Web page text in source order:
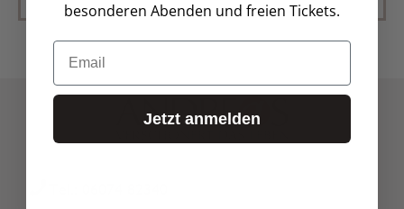
besonderen Abenden und freien Tickets.
Email
Jetzt anmelden